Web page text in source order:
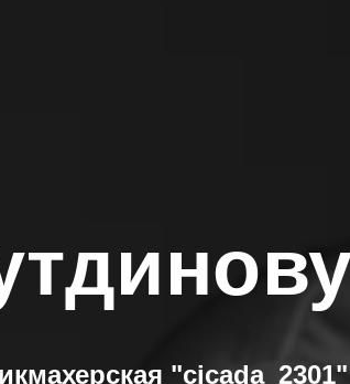
"cicada_2301"